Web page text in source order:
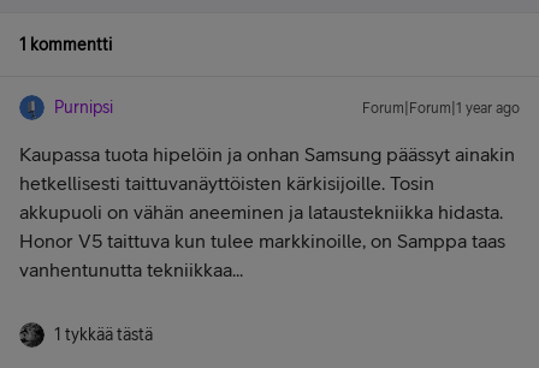
1 kommentti
Purnipsi Forum|Forum|1 year ago
Kaupassa tuota hipelöin ja onhan Samsung päässyt ainakin
hetkellisesti taittuvanäyttöisten kärkisijoille. Tosin
akkupuoli on vähän aneeminen ja lataustekniikka hidasta.
Honor V5 taittuva kun tulee markkinoille, on Samppa taas
vanhentunutta tekniikkaa...
1 tykkää tästä